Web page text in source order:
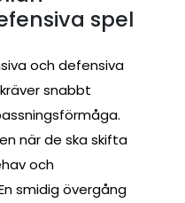
spel
och defensiva
snabbt
när de ska skifta
och
smidig övergång